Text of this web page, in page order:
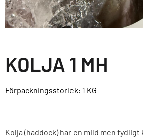
KOLJA 1 MH
Förpackningsstorlek: 1 KG
Kolja (haddock) har en mild men